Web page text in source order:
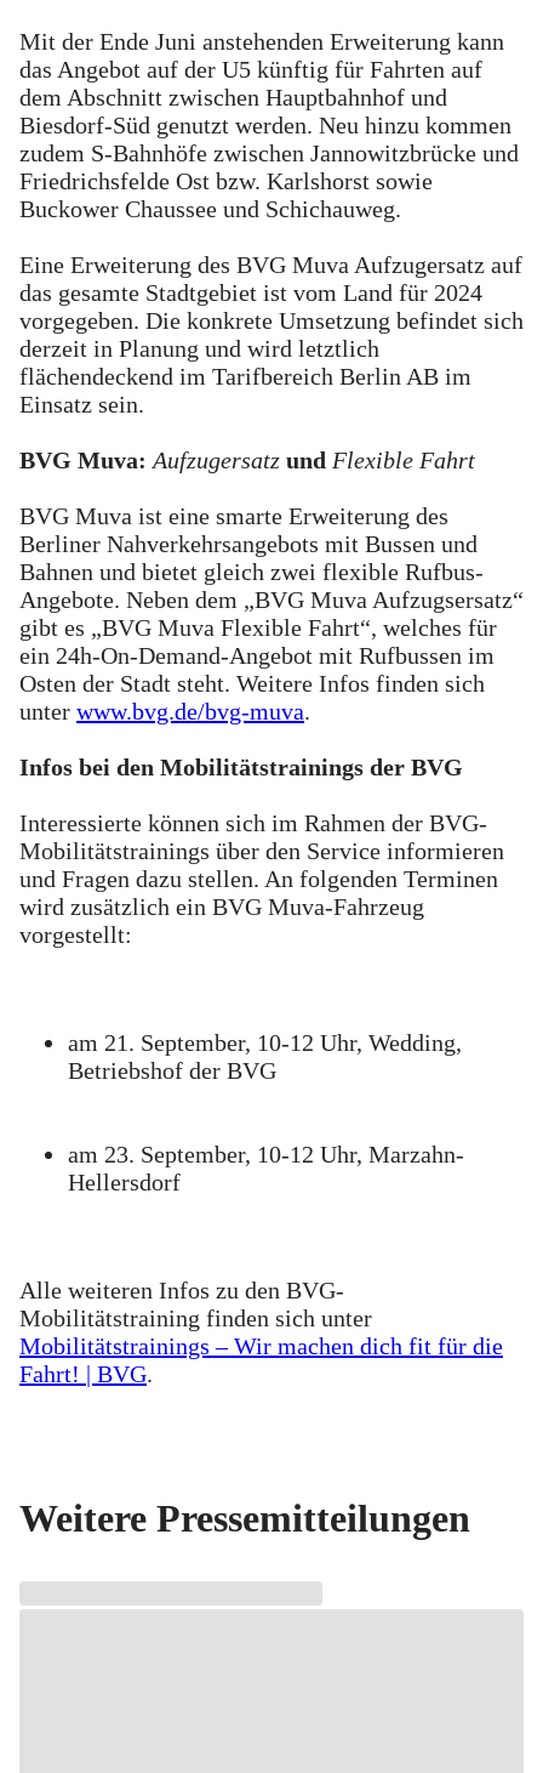
Mit der Ende Juni anstehenden Erweiterung kann
das Angebot auf der U5 künftig für Fahrten auf
dem Abschnitt zwischen Hauptbahnhof und
Biesdorf-Süd genutzt werden. Neu hinzu kommen
zudem S-Bahnhöfe zwischen Jannowitzbrücke und
Friedrichsfelde Ost bzw. Karlshorst sowie
Buckower Chaussee und Schichauweg.
Eine Erweiterung des BVG Muva Aufzugersatz auf
das gesamte Stadtgebiet ist vom Land für 2024
vorgegeben. Die konkrete Umsetzung befindet sich
derzeit in Planung und wird letztlich
flächendeckend im Tarifbereich Berlin AB im
Einsatz sein.
BVG Muva: Aufzugersatz und Flexible Fahrt
BVG Muva ist eine smarte Erweiterung des
Berliner Nahverkehrsangebots mit Bussen und
Bahnen und bietet gleich zwei flexible Rufbus-
Angebote. Neben dem „BVG Muva Aufzugsersatz“
gibt es „BVG Muva Flexible Fahrt“, welches für
ein 24h-On-Demand-Angebot mit Rufbussen im
Osten der Stadt steht. Weitere Infos finden sich
unter www.bvg.de/bvg-muva.
Infos bei den Mobilitätstrainings der BVG
Interessierte können sich im Rahmen der BVG-
Mobilitätstrainings über den Service informieren
und Fragen dazu stellen. An folgenden Terminen
wird zusätzlich ein BVG Muva-Fahrzeug
vorgestellt:
am 21. September, 10-12 Uhr, Wedding,
Betriebshof der BVG
am 23. September, 10-12 Uhr, Marzahn-
Hellersdorf
Alle weiteren Infos zu den BVG-
Mobilitätstraining finden sich unter
Mobilitätstrainings – Wir machen dich fit für die
Fahrt! | BVG.
Weitere Pressemitteilungen